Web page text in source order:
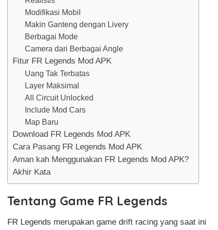
Modifikasi Mobil
Makin Ganteng dengan Livery
Berbagai Mode
Camera dari Berbagai Angle
Fitur FR Legends Mod APK
Uang Tak Terbatas
Layer Maksimal
All Circuit Unlocked
Include Mod Cars
Map Baru
Download FR Legends Mod APK
Cara Pasang FR Legends Mod APK
Aman kah Menggunakan FR Legends Mod APK?
Akhir Kata
Tentang Game FR Legends
FR Legends merupakan game drift racing yang saat ini